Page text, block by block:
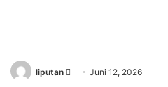
liputan Juni 12, 2026